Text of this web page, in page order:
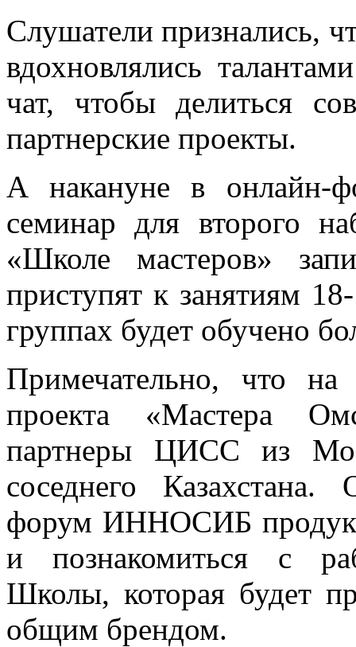
Слушатели признались,
вдохновлялись
чат, чтобы делиться
партнерские проекты.
А накануне в онлайн-
семинар для второго
«Школе мастеров»
приступят к занятиям
группах будет обучено
Примечательно, что на
проекта «Мастера
партнеры ЦИСС из
соседнего
форум ИННОСИБ
и познакомиться с
Школы, которая будет
общим брендом.